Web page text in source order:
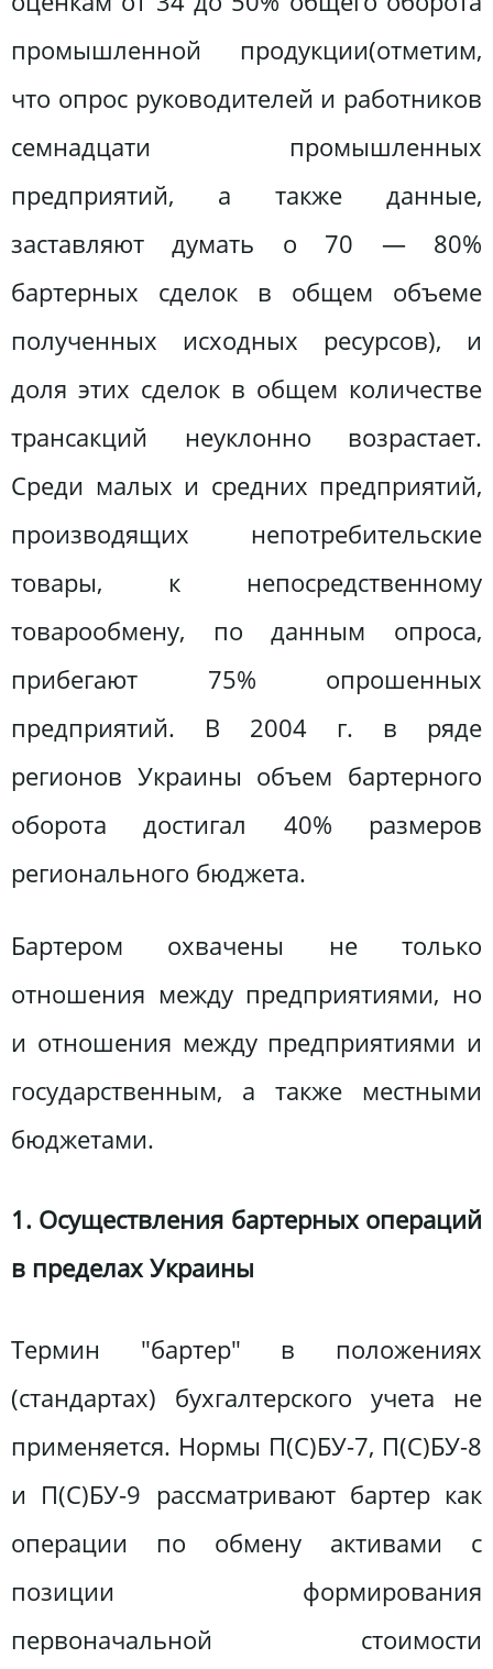
промышленной продукции(отметим,
что опрос руководителей и работников
семнадцати промышленных
предприятий, а также данные,
заставляют думать о 70 — 80%
бартерных сделок в общем объеме
полученных исходных ресурсов), и
доля этих сделок в общем количестве
трансакций неуклонно возрастает.
Среди малых и средних предприятий,
производящих непотребительские
товары, к непосредственному
товарообмену, по данным опроса,
прибегают 75% опрошенных
предприятий. В 2004 г. в ряде
регионов Украины объем бартерного
оборота достигал 40% размеров
регионального бюджета.
Бартером охвачены не только
отношения между предприятиями, но
и отношения между предприятиями и
государственным, а также местными
бюджетами.
1. Осуществления бартерных операций
в пределах Украины
Термин "бартер" в положениях
(стандартах) бухгалтерского учета не
применяется. Нормы П(С)БУ-7, П(С)БУ-8
и П(С)БУ-9 рассматривают бартер как
операции по обмену активами с
позиции формирования
первоначальной стоимости